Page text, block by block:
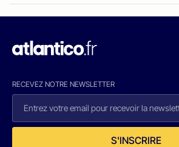
RECEVEZ NOTRE NEWSLETTER
S'INSCRIRE